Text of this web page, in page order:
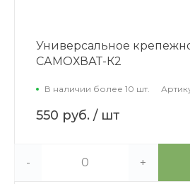
Универсальное
САМОХВАТ-К2
В наличии более 10 шт.
550 руб. / шт
- +